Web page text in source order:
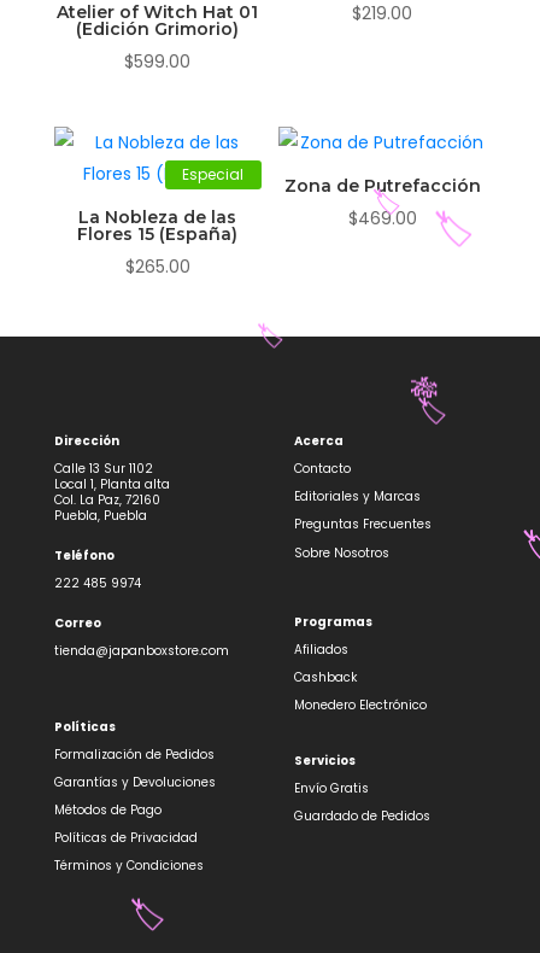
Atelier of Witch Hat 01
(Edición Grimorio)
$599.00
$219.00
Especial
La Nobleza de las
Flores 15 (España)
$265.00
Zona de Putrefacción
$469.00
Dirección
Calle 13 Sur 1102
Local 1, Planta alta
Col. La Paz, 72160
Puebla, Puebla
Teléfono
222 485 9974
Correo
tienda@japanboxstore.com
Políticas
Formalización de Pedidos
Garantías y Devoluciones
Métodos de Pago
Políticas de Privacidad
Términos y Condiciones
Acerca
Contacto
Editoriales y Marcas
Preguntas Frecuentes
Sobre Nosotros
Programas
Afiliados
Cashback
Monedero Electrónico
Servicios
Envío Gratis
Guardado de Pedidos
🏷️